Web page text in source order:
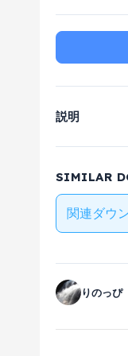
説明
SIMILAR
関連ダウ
りのっぴ